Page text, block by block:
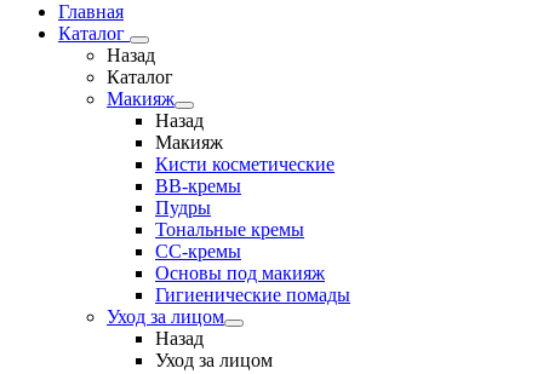
Главная
Каталог
Назад
Каталог
Макияж
Назад
Макияж
Кисти косметические
BB-кремы
Пудры
Тональные кремы
CC-кремы
Основы под макияж
Гигиенические помады
Уход за лицом
Назад
Уход за лицом